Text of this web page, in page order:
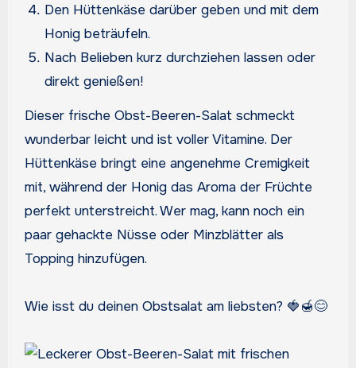
Den Hüttenkäse darüber geben und mit dem
Honig beträufeln.
Nach Belieben kurz durchziehen lassen oder
direkt genießen!
Dieser frische Obst-Beeren-Salat schmeckt
wunderbar leicht und ist voller Vitamine. Der
Hüttenkäse bringt eine angenehme Cremigkeit
mit, während der Honig das Aroma der Früchte
perfekt unterstreicht. Wer mag, kann noch ein
paar gehackte Nüsse oder Minzblätter als
Topping hinzufügen.
Wie isst du deinen Obstsalat am liebsten? 🍓🍯😊